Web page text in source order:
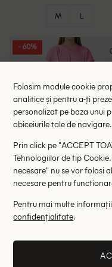
M L
- 60%
Rochie medie InWear,
134.00 lei
Folosim module cookie
analitice și pentru a-ți
personalizat pe baza unui
obiceiurile tale de navigare.
Prin click pe "ACCEPT
Tehnologiilor de tip
necesare" nu se vor folosi
necesare pentru
Pentru mai multe
confidențialitate.